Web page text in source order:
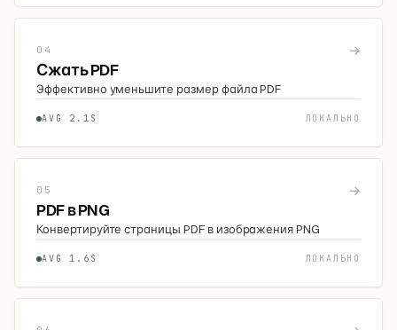
04 →
Сжать PDF
Эффективно уменьшите размер файла PDF
AVG 2.1S ЛОКАЛЬНО
05 →
PDF в PNG
Конвертируйте страницы PDF в изображения PNG
AVG 1.6S ЛОКАЛЬНО